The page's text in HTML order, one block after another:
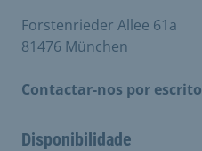
Forstenrieder Allee 61a
81476 München
Contactar-nos por escrito
Disponibilidade